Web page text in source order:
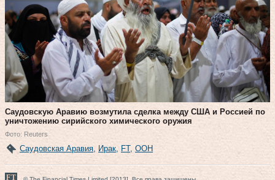
Саудовскую Аравию возмутила сделка между США и Россией по
уничтожению сирийского химического оружия
Фото: Reuters
Саудовская Аравия Ирак FT, ООН